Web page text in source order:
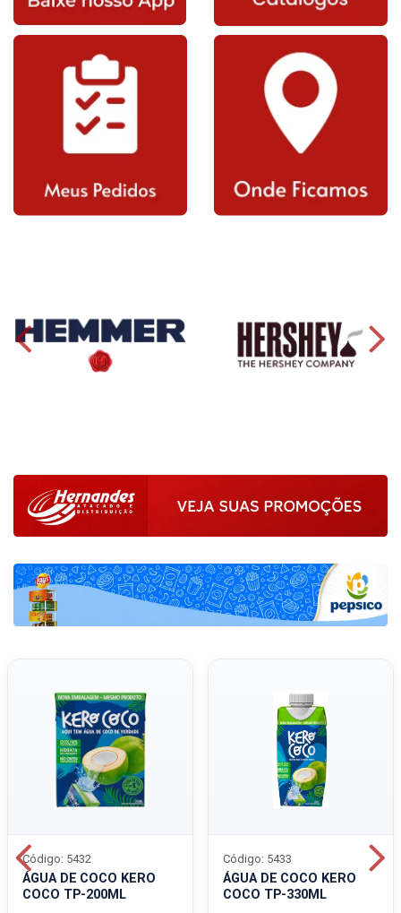
ÁGUA DE COCO KERO
COCO TP-200ML
Código: 5432
ÁGUA DE COCO KERO
COCO TP-330ML
Código: 5433